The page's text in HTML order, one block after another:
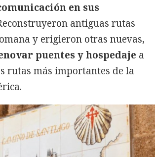
en sus
antiguas rutas
y erigieron otras nuevas,
puentes y hospedaje a
rutas más importantes de la